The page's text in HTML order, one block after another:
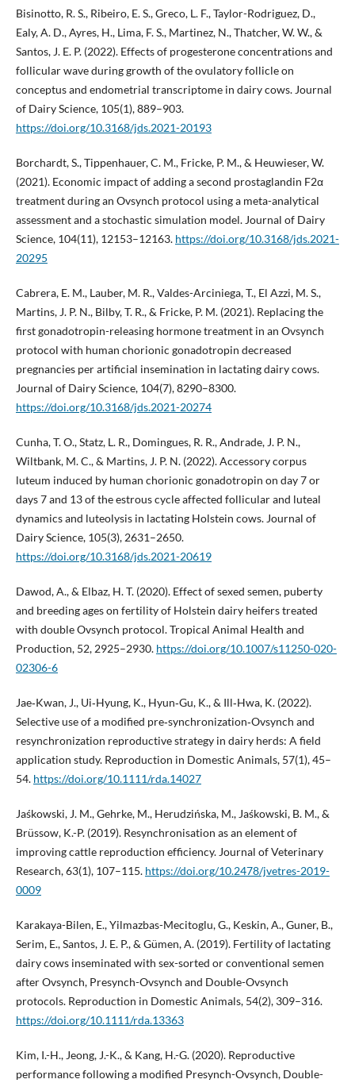
Bisinotto, R. S., Ribeiro, E. S., Greco, L. F., Taylor-Rodriguez, D.,
Ealy, A. D., Ayres, H., Lima, F. S., Martinez, N., Thatcher, W. W., &
Santos, J. E. P. (2022). Effects of progesterone concentrations and
follicular wave during growth of the ovulatory follicle on
conceptus and endometrial transcriptome in dairy cows. Journal
of Dairy Science, 105(1), 889–903.
https://doi.org/10.3168/jds.2021-20193
Borchardt, S., Tippenhauer, C. M., Fricke, P. M., & Heuwieser, W.
(2021). Economic impact of adding a second prostaglandin F2α
treatment during an Ovsynch protocol using a meta-analytical
assessment and a stochastic simulation model. Journal of Dairy
Science, 104(11), 12153–12163. https://doi.org/10.3168/jds.2021-
20295
Cabrera, E. M., Lauber, M. R., Valdes-Arciniega, T., El Azzi, M. S.,
Martins, J. P. N., Bilby, T. R., & Fricke, P. M. (2021). Replacing the
first gonadotropin-releasing hormone treatment in an Ovsynch
protocol with human chorionic gonadotropin decreased
pregnancies per artificial insemination in lactating dairy cows.
Journal of Dairy Science, 104(7), 8290–8300.
https://doi.org/10.3168/jds.2021-20274
Cunha, T. O., Statz, L. R., Domingues, R. R., Andrade, J. P. N.,
Wiltbank, M. C., & Martins, J. P. N. (2022). Accessory corpus
luteum induced by human chorionic gonadotropin on day 7 or
days 7 and 13 of the estrous cycle affected follicular and luteal
dynamics and luteolysis in lactating Holstein cows. Journal of
Dairy Science, 105(3), 2631–2650.
https://doi.org/10.3168/jds.2021-20619
Dawod, A., & Elbaz, H. T. (2020). Effect of sexed semen, puberty
and breeding ages on fertility of Holstein dairy heifers treated
with double Ovsynch protocol. Tropical Animal Health and
Production, 52, 2925–2930. https://doi.org/10.1007/s11250-020-
02306-6
Jae‐Kwan, J., Ui‐Hyung, K., Hyun‐Gu, K., & Ill‐Hwa, K. (2022).
Selective use of a modified pre‐synchronization‐Ovsynch and
resynchronization reproductive strategy in dairy herds: A field
application study. Reproduction in Domestic Animals, 57(1), 45–
54. https://doi.org/10.1111/rda.14027
Jaśkowski, J. M., Gehrke, M., Herudzińska, M., Jaśkowski, B. M., &
Brüssow, K.-P. (2019). Resynchronisation as an element of
improving cattle reproduction efficiency. Journal of Veterinary
Research, 63(1), 107–115. https://doi.org/10.2478/jvetres-2019-
0009
Karakaya-Bilen, E., Yilmazbas-Mecitoglu, G., Keskin, A., Guner, B.,
Serim, E., Santos, J. E. P., & Gümen, A. (2019). Fertility of lactating
dairy cows inseminated with sex-sorted or conventional semen
after Ovsynch, Presynch-Ovsynch and Double-Ovsynch
protocols. Reproduction in Domestic Animals, 54(2), 309–316.
https://doi.org/10.1111/rda.13363
Kim, I.-H., Jeong, J.-K., & Kang, H.-G. (2020). Reproductive
performance following a modified Presynch-Ovsynch, Double-